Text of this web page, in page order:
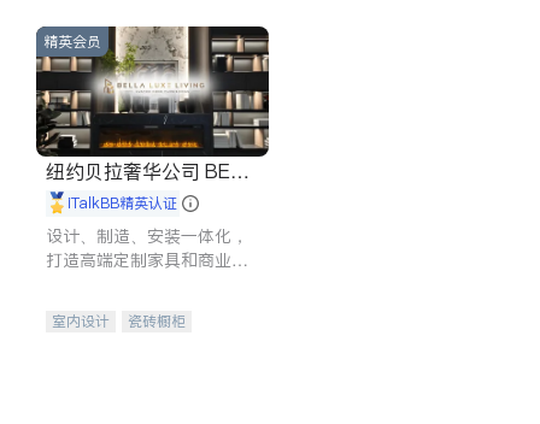
精英会员
纽约贝拉奢华公司 BELL
A LUXE
iTalkBB精英认证
设计、制造、安装一体化，
打造高端定制家具和商业空
室内设计
瓷砖橱柜